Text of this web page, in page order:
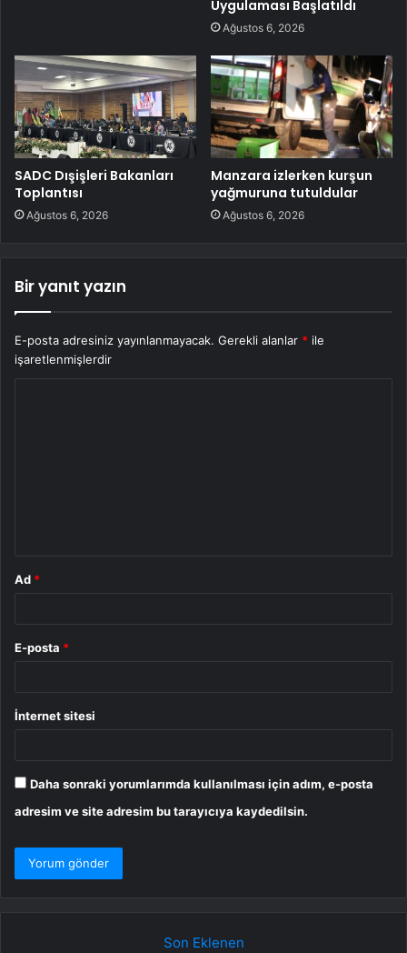
Uygulaması Başlatıldı
Ağustos 6, 2026
SADC Dışişleri Bakanları
Toplantısı
Ağustos 6, 2026
Manzara izlerken kurşun
yağmuruna tutuldular
Ağustos 6, 2026
Bir yanıt yazın
E-posta adresiniz yayınlanmayacak. Gerekli alanlar * ile
işaretlenmişlerdir
Ad *
E-posta *
İnternet sitesi
Daha sonraki yorumlarımda kullanılması için adım, e-posta
adresim ve site adresim bu tarayıcıya kaydedilsin.
Son Eklenen